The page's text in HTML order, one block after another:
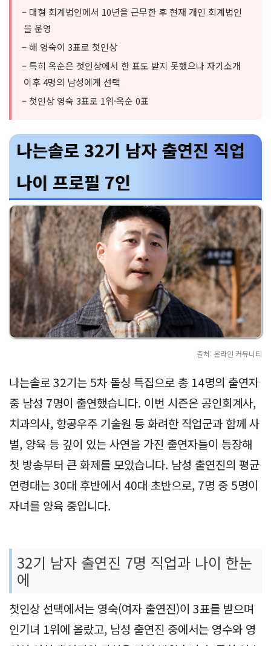
– 대형 회계법인에서 10년을 근무한 후 현재 개인 회계법인
을 운영
– 해 영숙이 3표로 첫인상
– 특히 옥순은 첫인상에서 한 표도 받지 못했으나 자기소개
이후 4명의 남성에게 선택
– 첫인상 영숙 3표로 1위·옥순 0표
나는솔로 32기 남자 출연진 직업
나이 프로필 7인
출처: 온라인 커뮤니티
나는솔로 32기는 5차 돌싱 특집으로 총 14명의 출연자
중 남성 7명이 출연했습니다. 이번 시즌은 공인회계사,
치과의사, 항공우주 기술원 등 화려한 직업군과 함께 사
별, 양육 등 깊이 있는 사연을 가진 출연자들이 등장해
첫 방송부터 큰 화제를 모았습니다. 남성 출연진의 평균
연령대는 30대 후반에서 40대 초반으로, 7명 중 5명이
자녀를 양육 중입니다.
32기 남자 출연진 7명 직업과 나이 한눈
에
첫인상 선택에서는 영숙(여자 출연진)이 3표를 받으며
인기녀 1위에 올랐고, 남성 출연진 중에서는 영수와 영